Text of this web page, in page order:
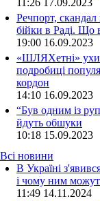
Речпорт,
бійки в Раді. Що
19:00 16.09.2023
«ШЛЯХетні»
подробиці
кордон
14:10 16.09.2023
“Був одним із
йдуть обшуки
10:18 15.09.2023
Всі новини
В Україні
і чому ним
11:49 14.11.2024